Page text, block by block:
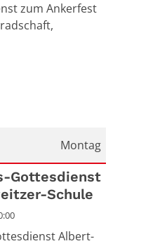
zum Ankerfest
Montag
2026
Gottesdienst
Schule
Albert-